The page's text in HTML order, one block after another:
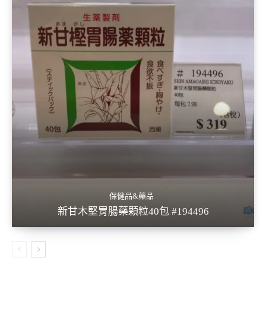
保健品&藥品
新甘木堅胃腸藥顆粒40包 #194496